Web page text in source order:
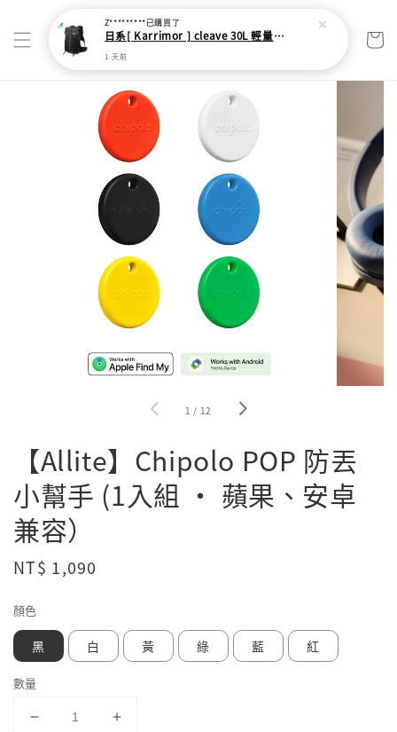
1 / 12
【Allite】Chipolo POP 防丟
小幫手 (1入組 • 蘋果、安卓
兼容）
Regular
NT$ 1,090
顏色
黑 白 黃 綠 藍 紅
數量
Z*********已購買了
日系[ Karrimor ] cleave 30L 輕量野跑健走包
1 天前